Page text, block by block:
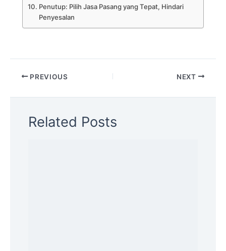
Penutup: Pilih Jasa Pasang yang Tepat, Hindari
Penyesalan
PREVIOUS NEXT
Related Posts